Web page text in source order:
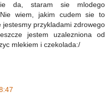
da, staram sie mlodego
wiem, jakim cudem sie to
przykladami zdrowego
jestem uzalezniona od
mlekiem i czekolada:/